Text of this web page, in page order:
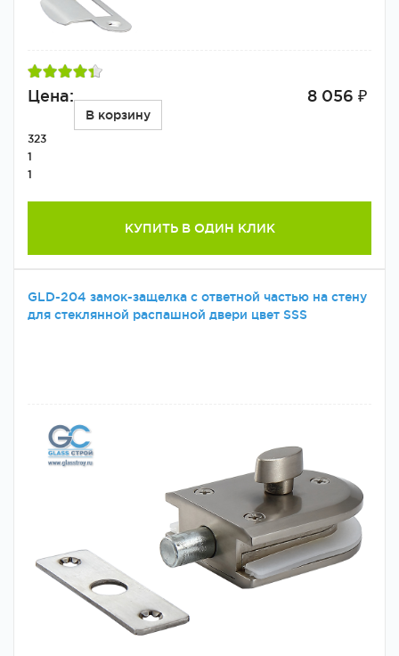
Цена: 8 056 ₽
В корзину
323
1
1
КУПИТЬ В ОДИН КЛИК
GLD-204 замок-защелка с ответной частью на стену
для стеклянной распашной двери цвет SSS